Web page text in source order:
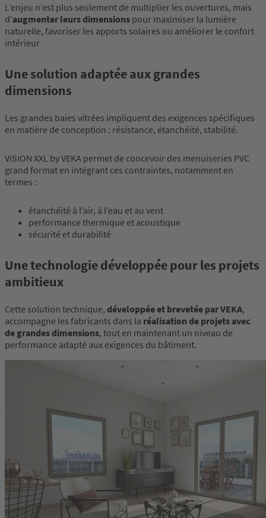
L’enjeu n’est plus seulement de multiplier les ouvertures, mais
d’augmenter leurs dimensions pour maximiser la lumière
naturelle, favoriser les apports solaires ou améliorer le confort
intérieur
Une solution adaptée aux grandes
dimensions
Les grandes baies vitrées impliquent des exigences spécifiques
en matière de conception : résistance, étanchéité, stabilité.
VISION XXL by VEKA permet de concevoir des menuiseries PVC
grand format en intégrant ces contraintes, notamment en
termes :
étanchéité à l’air, à l’eau et au vent
performance thermique et acoustique
sécurité et durabilité
Une technologie développée pour les projets
ambitieux
Cette solution technique, développée et brevetée par VEKA,
accompagne les fabricants dans la réalisation de projets avec
de grandes dimensions, tout en maintenant un niveau de
performance adapté aux exigences du bâtiment.